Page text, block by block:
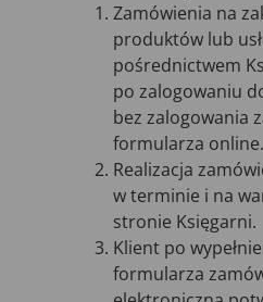
Zamówienia na
produktów lub
pośrednictwem
po zalogowaniu
bez zalogowania
formularza online.
Realizacja
w terminie i na
stronie Księgarni.
Klient po
formularza